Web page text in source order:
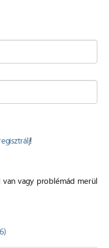
!
van vagy problémád merül